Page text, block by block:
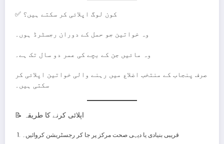
✅ کون لوگ اپلائی کر سکتے ہیں؟
وہ خواتین جو حمل کے دوران رجسٹرڈ ہوں۔
وہ مائیں جن کے بچے کی عمر دو سال تک ہے۔
صرف پنجاب کے منتخب اضلاع میں رہنے والی خواتین اپلائی کر
سکتی ہیں۔
📝 اپلائی کرنے کا طریقہ
قریبی بنیادی یا دیہی صحت مرکز پر جا کر رجسٹریشن کروائیں۔